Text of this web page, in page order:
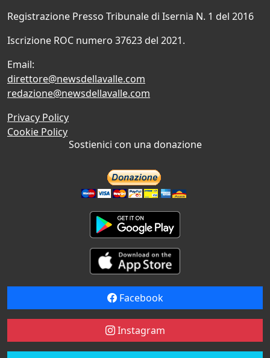
Registrazione Presso Tribunale di Isernia N. 1 del 2016
Iscrizione ROC numero 37623 del 2021.
Email:
direttore@newsdellavalle.com
redazione@newsdellavalle.com
Privacy Policy
Cookie Policy
Sostienici con una donazione
Facebook
Instagram